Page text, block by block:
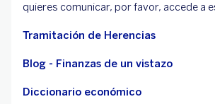
quieres comunicar, por favor, accede a
Tramitación de Herencias
Blog - Finanzas de un vistazo
Diccionario económico